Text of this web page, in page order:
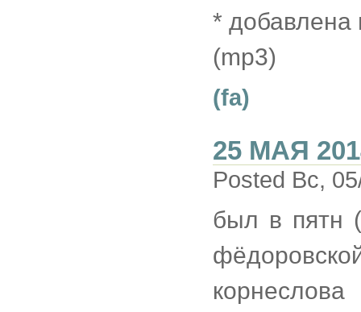
* добавлена
(mp3)
(fa)
25 МАЯ
Posted Вс,
был в пятн